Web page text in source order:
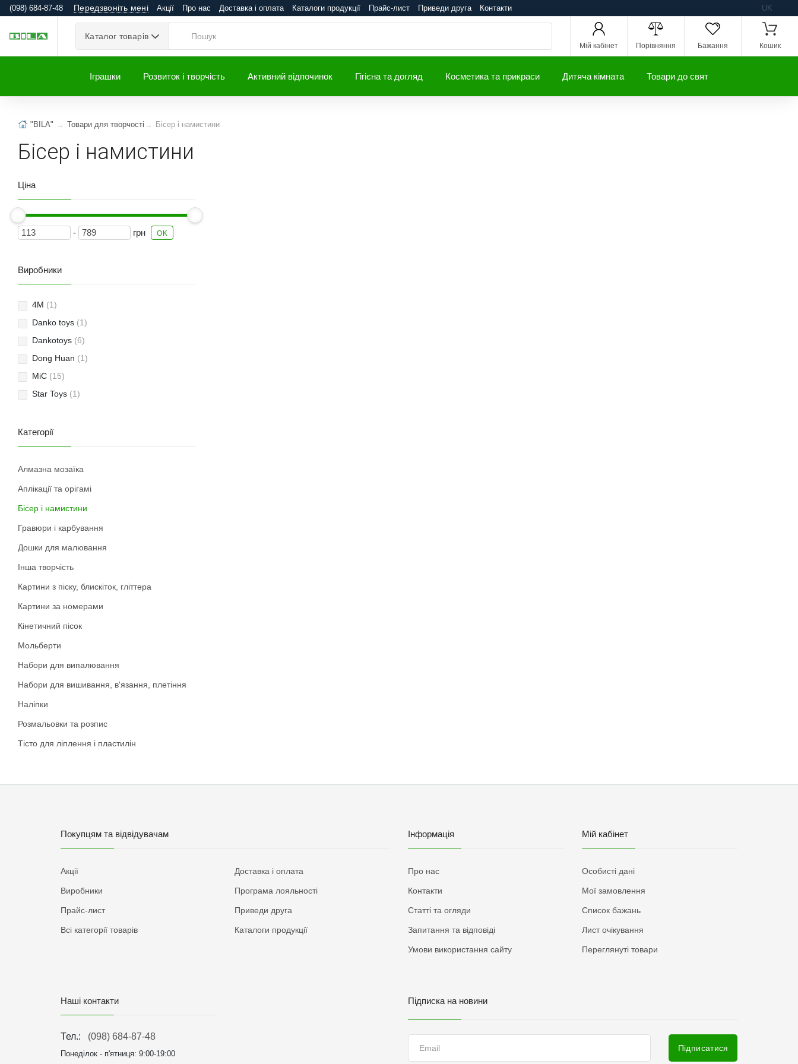
(098) 684-87-48 Передзвоніть мені Акції Про нас Доставка і оплата Каталоги продукції Прайс-лист Приведи друга Контакти UK
Каталог товарів
Мій кабінет Порівняння Бажання Кошик
Іграшки Розвиток і творчість Активний відпочинок Гігієна та догляд Косметика та прикраси Дитяча кімната Товари до свят
"BILA" Товари для творчості Бісер і намистини
Бісер і намистини
Ціна
- грн OK
Виробники
4M (1)
Danko toys (1)
Dankotoys (6)
Dong Huan (1)
MiC (15)
Star Toys (1)
Категорії
Алмазна мозаїка
Аплікації та орігамі
Бісер і намистини
Гравюри і карбування
Дошки для малювання
Інша творчість
Картини з піску, блискіток, гліттера
Картини за номерами
Кінетичний пісок
Мольберти
Набори для випалювання
Набори для вишивання, в'язання, плетіння
Наліпки
Розмальовки та розпис
Тісто для ліплення і пластилін
Покупцям та відвідувачам
Акції
Виробники
Прайс-лист
Всі категорії товарів
Доставка і оплата
Програма лояльності
Приведи друга
Каталоги продукції
Інформація
Про нас
Контакти
Статті та огляди
Запитання та відповіді
Умови використання сайту
Мій кабінет
Особисті дані
Мої замовлення
Список бажань
Лист очікування
Переглянуті товари
Наші контакти
Тел.: (098) 684-87-48
Понеділок - п'ятниця: 9:00-19:00
Підписка на новини
Підписатися